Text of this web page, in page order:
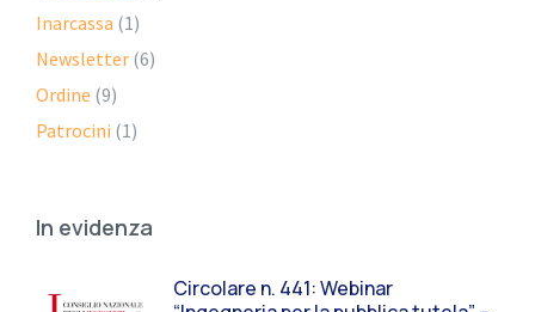
Inarcassa (1)
Newsletter (6)
Ordine (9)
Patrocini (1)
In evidenza
Circolare n. 441: Webinar